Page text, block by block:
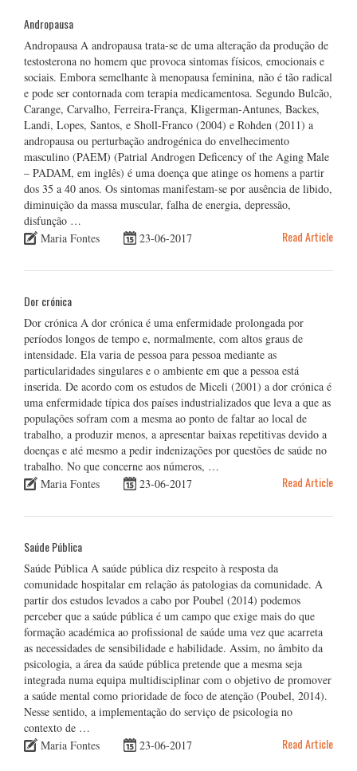
Andropausa
Andropausa A andropausa trata-se de uma alteração da produção de
testosterona no homem que provoca sintomas físicos, emocionais e
sociais. Embora semelhante à menopausa feminina, não é tão radical
e pode ser contornada com terapia medicamentosa. Segundo Bulcão,
Carange, Carvalho, Ferreira-França, Kligerman-Antunes, Backes,
Landi, Lopes, Santos, e Sholl-Franco (2004) e Rohden (2011) a
andropausa ou perturbação androgénica do envelhecimento
masculino (PAEM) (Patrial Androgen Deficency of the Aging Male
– PADAM, em inglês) é uma doença que atinge os homens a partir
dos 35 a 40 anos. Os sintomas manifestam-se por ausência de libido,
diminuição da massa muscular, falha de energia, depressão,
disfunção …
Maria Fontes
23-06-2017 Read Article
Dor crónica
Dor crónica A dor crónica é uma enfermidade prolongada por
períodos longos de tempo e, normalmente, com altos graus de
intensidade. Ela varia de pessoa para pessoa mediante as
particularidades singulares e o ambiente em que a pessoa está
inserida. De acordo com os estudos de Miceli (2001) a dor crónica é
uma enfermidade típica dos países industrializados que leva a que as
populações sofram com a mesma ao ponto de faltar ao local de
trabalho, a produzir menos, a apresentar baixas repetitivas devido a
doenças e até mesmo a pedir indenizações por questões de saúde no
trabalho. No que concerne aos números, …
Maria Fontes
23-06-2017 Read Article
Saúde Pública
Saúde Pública A saúde pública diz respeito à resposta da
comunidade hospitalar em relação ás patologias da comunidade. A
partir dos estudos levados a cabo por Poubel (2014) podemos
perceber que a saúde pública é um campo que exige mais do que
formação académica ao profissional de saúde uma vez que acarreta
as necessidades de sensibilidade e habilidade. Assim, no âmbito da
psicologia, a área da saúde pública pretende que a mesma seja
integrada numa equipa multidisciplinar com o objetivo de promover
a saúde mental como prioridade de foco de atenção (Poubel, 2014).
Nesse sentido, a implementação do serviço de psicologia no
contexto de …
Maria Fontes
23-06-2017 Read Article